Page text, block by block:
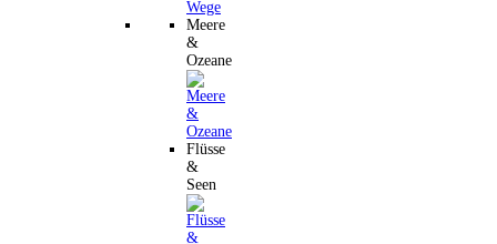
Meere
&
Ozeane
Flüsse
&
Seen